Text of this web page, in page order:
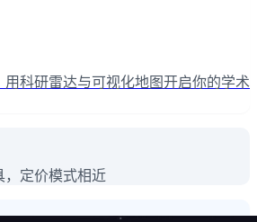
用科研雷达与可视化地图开启你的学术
，定价模式相近